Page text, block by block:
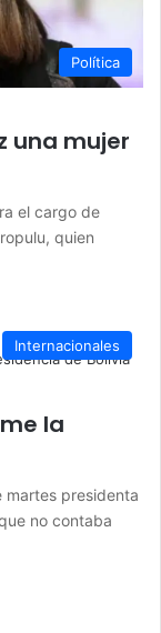
Política
una mujer
el cargo de
quien
Internacionales
la
martes presidenta
no contaba